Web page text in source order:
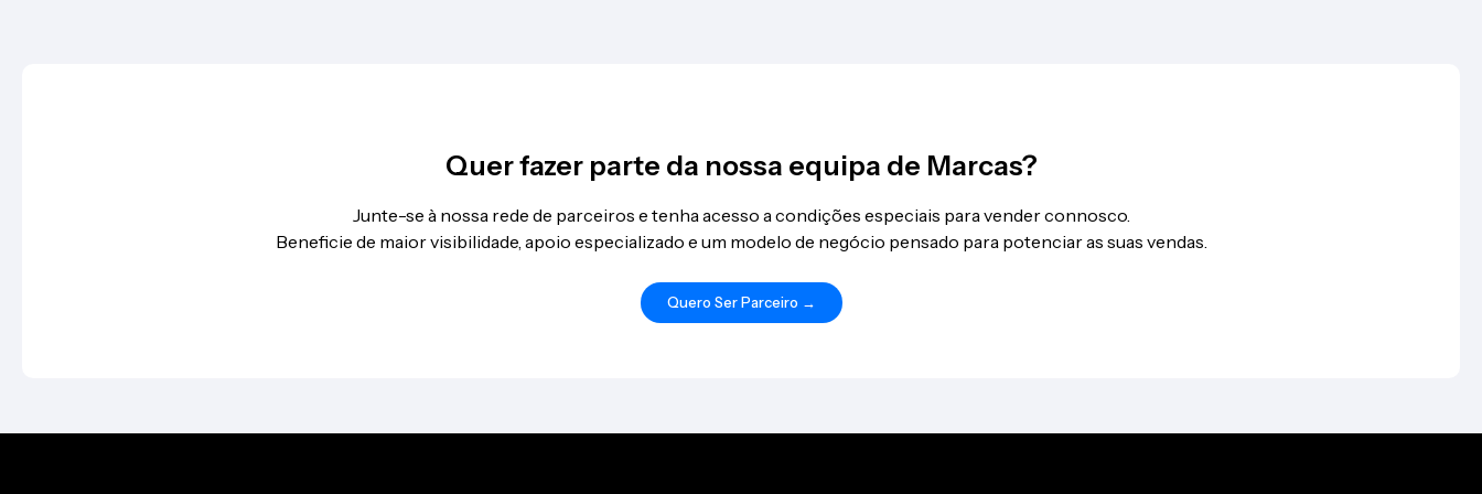
Quer fazer parte da nossa equipa de Marcas?
Junte-se à nossa rede de parceiros e tenha acesso a condições especiais para vender connosco.
Beneficie de maior visibilidade, apoio especializado e um modelo de negócio pensado para potenciar as suas vendas.
Quero Ser Parceiro →